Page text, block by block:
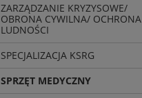
ZARZĄDZANIE KRYZYSOWE/
OBRONA CYWILNA/ OCHRONA
LUDNOŚCI
SPECJALIZACJA KSRG
SPRZĘT MEDYCZNY